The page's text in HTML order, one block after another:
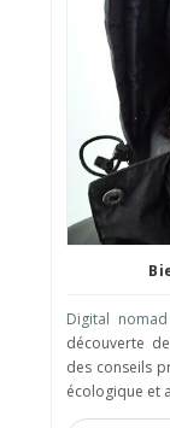
Digital
découverte
des conseils
écologique et